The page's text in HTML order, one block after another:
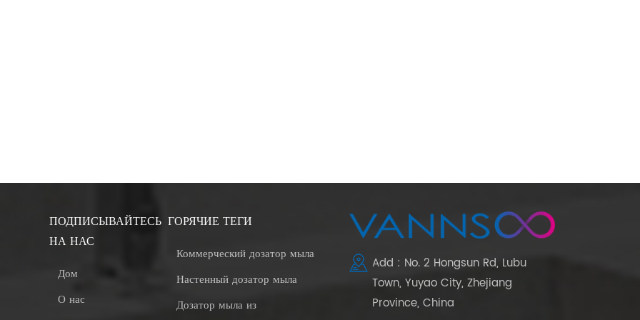
ПОДПИСЫВАЙТЕСЬ
НА НАС
Дом
О нас
ГОРЯЧИЕ ТЕГИ
Коммерческий дозатор мыла
Настенный дозатор мыла
Дозатор мыла из
Add : No. 2 Hongsun Rd, Lubu
Town, Yuyao City, Zhejiang
Province, China